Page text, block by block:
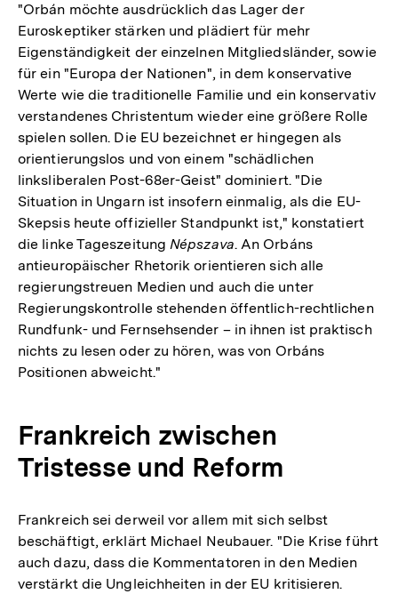
"Orbán möchte ausdrücklich das Lager der
Euroskeptiker stärken und plädiert für mehr
Eigenständigkeit der einzelnen Mitgliedsländer, sowie
für ein "Europa der Nationen", in dem konservative
Werte wie die traditionelle Familie und ein konservativ
verstandenes Christentum wieder eine größere Rolle
spielen sollen. Die EU bezeichnet er hingegen als
orientierungslos und von einem "schädlichen
linksliberalen Post-68er-Geist" dominiert. "Die
Situation in Ungarn ist insofern einmalig, als die EU-
Skepsis heute offizieller Standpunkt ist," konstatiert
die linke TageszeitungNépszava. An Orbáns
antieuropäischer Rhetorik orientieren sich alle
regierungstreuen Medien und auch die unter
Regierungskontrolle stehenden öffentlich-rechtlichen
Rundfunk- und Fernsehsender – in ihnen ist praktisch
nichts zu lesen oder zu hören, was von Orbáns
Positionen abweicht."
Frankreich zwischen
Tristesse und Reform
Frankreich sei derweil vor allem mit sich selbst
beschäftigt, erklärt Michael Neubauer. "Die Krise führt
auch dazu, dass die Kommentatoren in den Medien
verstärkt die Ungleichheiten in der EU kritisieren.